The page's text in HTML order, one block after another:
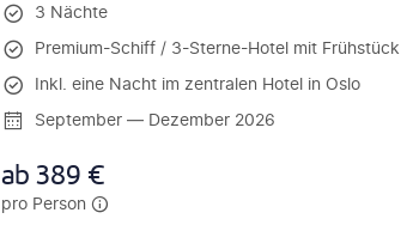
3 Nächte
Premium-Schiff / 3-Sterne-Hotel mit Frühstück
Inkl. eine Nacht im zentralen Hotel in Oslo
September — Dezember 2026
ab389 €
pro Person